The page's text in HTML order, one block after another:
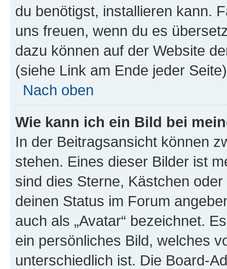
du benötigst, installieren kann.
uns freuen, wenn du es
dazu können auf der Website
(siehe Link am Ende jeder
Nach oben
Wie kann ich ein Bild bei
In der Beitragsansicht können
stehen. Eines dieser Bilder ist
sind dies Sterne, Kästchen
deinen Status im Forum
auch als „Avatar“ bezeichnet.
ein persönliches Bild, welches
unterschiedlich ist. Die Board-